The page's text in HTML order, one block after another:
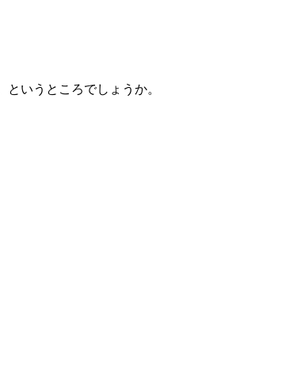
いうところでしょうか。